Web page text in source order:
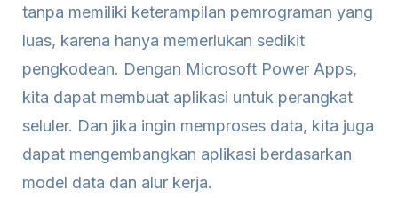
tanpa memiliki keterampilan pemrograman yang
luas, karena hanya memerlukan sedikit
pengkodean. Dengan Microsoft Power Apps,
kita dapat membuat aplikasi untuk perangkat
seluler. Dan jika ingin memproses data, kita juga
dapat mengembangkan aplikasi berdasarkan
model data dan alur kerja.